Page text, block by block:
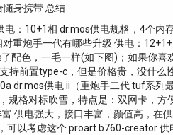
身携带 总结.
：10+1相 dr.mos供电规格，4个内
重炮手一代有哪些升级 供电：
配色，一毛一样(如下图)；如果你喜
持前置type-c，但是价格贵，没什
dr.mos供电 ii（重炮手二代 tuf系列
格对标吹雪，特点是：双网卡，方
供电强大，接口丰富，颜值高，在
以考虑这个 proart b760-creator